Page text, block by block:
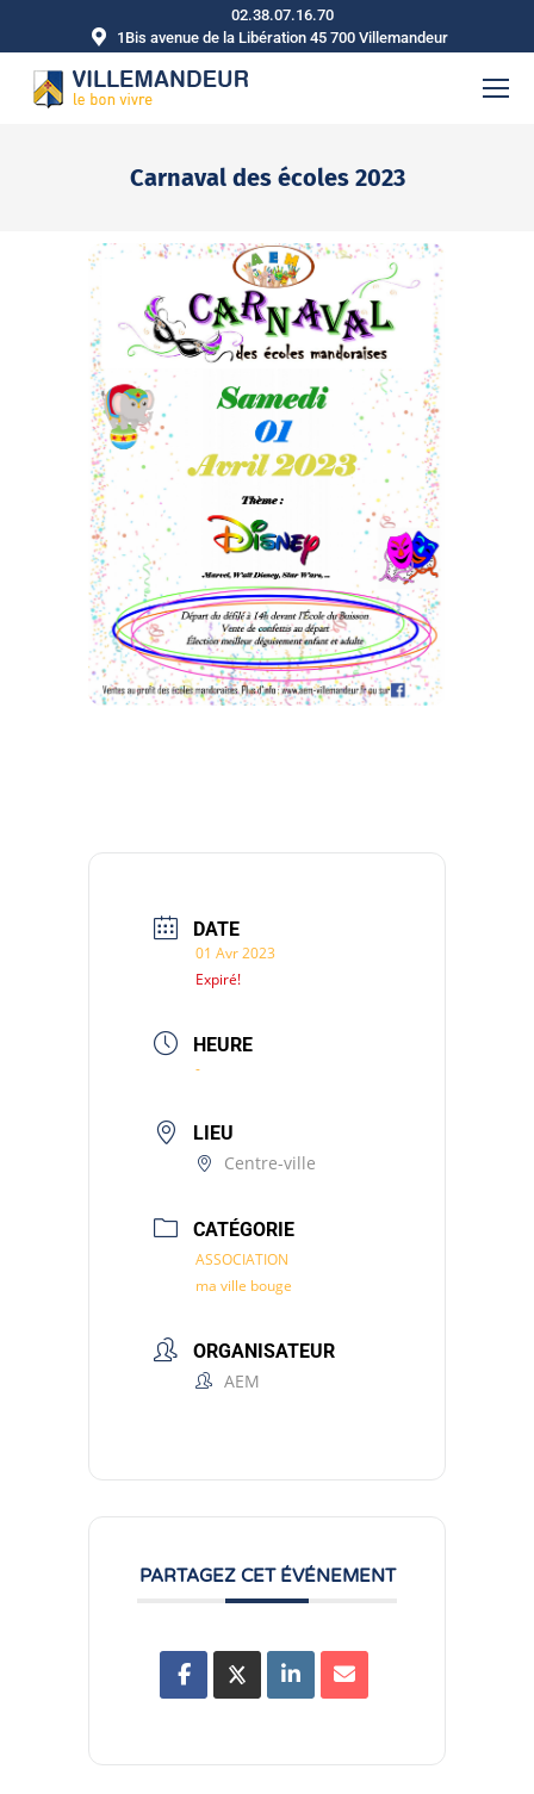
02.38.07.16.70
1Bis avenue de la Libération 45 700 Villemandeur
Carnaval des écoles 2023
DATE
01 Avr 2023
Expiré!
HEURE
-
LIEU
Centre-ville
CATÉGORIE
ASSOCIATION
ma ville bouge
ORGANISATEUR
AEM
PARTAGEZ CET ÉVÉNEMENT